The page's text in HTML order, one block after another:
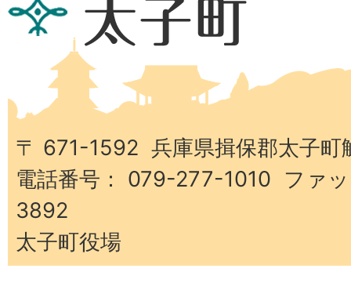
庫
子
町
〒 671-1592 兵庫県揖保郡太子町
電話番号： 079-277-1010 ファ
3892
太子町役場